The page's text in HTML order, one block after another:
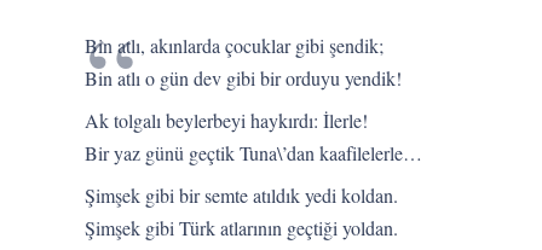
Bin atlı, akınlarda çocuklar gibi şendik;
Bin atlı o gün dev gibi bir orduyu yendik!
Ak tolgalı beylerbeyi haykırdı: İlerle!
Bir yaz günü geçtik Tuna\’dan kaafilelerle…
Şimşek gibi bir semte atıldık yedi koldan.
Şimşek gibi Türk atlarının geçtiği yoldan.